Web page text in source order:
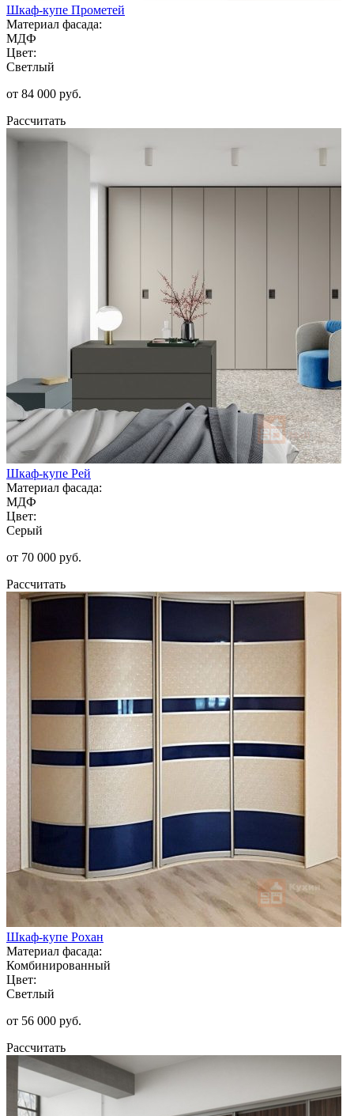
Шкаф-купе Прометей
Материал фасада:
МДФ
Цвет:
Светлый
от 84 000 руб.
Рассчитать
Шкаф-купе Рей
Материал фасада:
МДФ
Цвет:
Серый
от 70 000 руб.
Рассчитать
Шкаф-купе Рохан
Материал фасада:
Комбинированный
Цвет:
Светлый
от 56 000 руб.
Рассчитать